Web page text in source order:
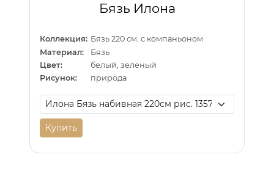
Бязь Илона
Коллекция: Бязь 220 см. с компаньоном
Материал:
Бязь
Цвет:
белый, зеленый
Рисунок:
природа
Купить